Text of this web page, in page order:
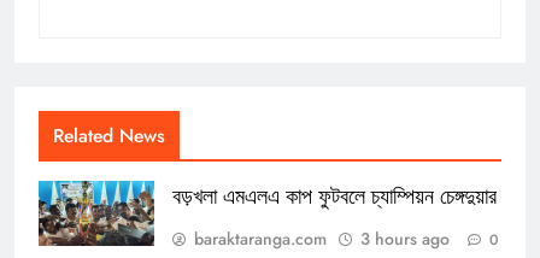
Related News
বড়খলা এমএলএ কাপ ফুটবলে চ্যাম্পিয়ন চেঙ্গদুয়ার
baraktaranga.com 3 hours ago 0